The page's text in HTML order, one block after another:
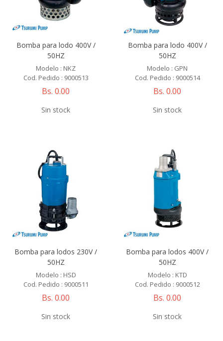
Bomba para lodo 400V /
50HZ
Modelo : NKZ
Cod. Pedido : 9000513
Bs. 0.00
Sin stock
Bomba para lodo 400V /
50HZ
Modelo : GPN
Cod. Pedido : 9000514
Bs. 0.00
Sin stock
Bomba para lodos 230V /
50HZ
Modelo : HSD
Cod. Pedido : 9000511
Bs. 0.00
Sin stock
Bomba para lodos 400V /
50HZ
Modelo : KTD
Cod. Pedido : 9000512
Bs. 0.00
Sin stock